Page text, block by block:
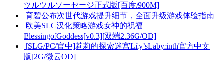
ツルツルソーセージ正式版[百度/900M]
育碧公布次世代游戏提升细节，全面升级游戏体验指南
欧美SLG汉化策略游戏女神的祝福
BlessingofGoddess[v0.3][双端2.36G/OD]
[SLG/PC/官中]莉莉的探索迷宫Lily’sLabyrinth官方中文
版[2G/微云OD]